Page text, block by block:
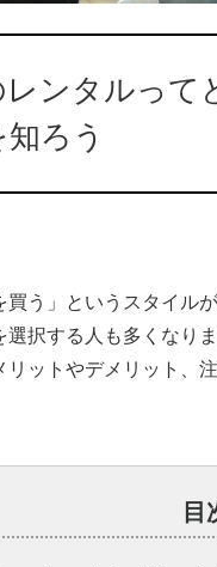
ンタルって
ろう
買う」というスタイル
選択する人も多くなり
リットやデメリット、
目